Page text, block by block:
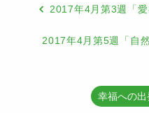
2017年4月第3週「愛
2017年4月第5週「自
幸福への